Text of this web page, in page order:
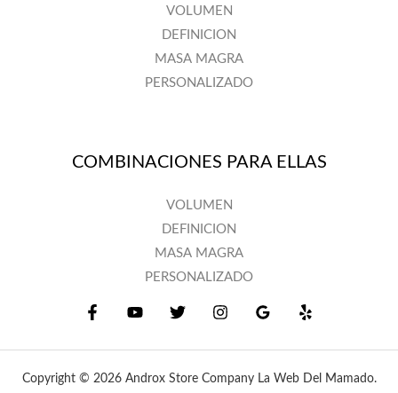
VOLUMEN
DEFINICION
MASA MAGRA
PERSONALIZADO
COMBINACIONES PARA ELLAS
VOLUMEN
DEFINICION
MASA MAGRA
PERSONALIZADO
Copyright © 2026 Androx Store Company La Web Del Mamado.